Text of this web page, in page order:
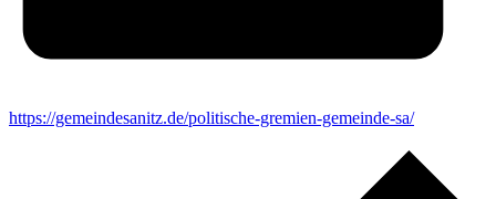
https://gemeindesanitz.de/politische-gremien-gemeinde-sa/